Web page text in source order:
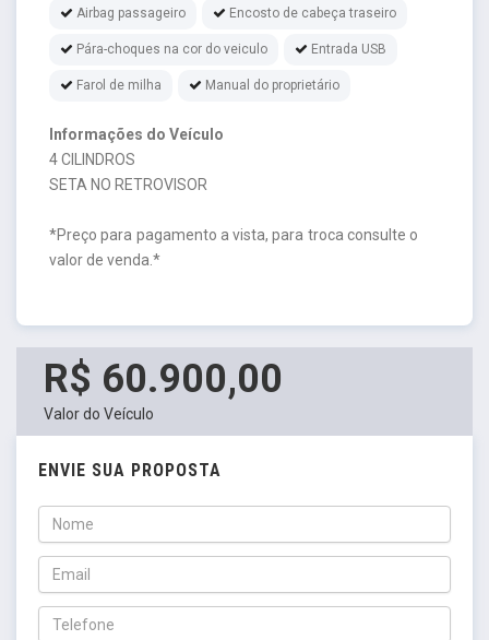
Airbag passageiro Encosto de cabeça traseiro
Pára-choques na cor do veiculo Entrada USB
Farol de milha Manual do proprietário
Informações do Veículo
4 CILINDROS
SETA NO RETROVISOR
*Preço para pagamento a vista, para troca consulte o
valor de venda.*
R$ 60.900,00
Valor do Veículo
ENVIE SUA PROPOSTA